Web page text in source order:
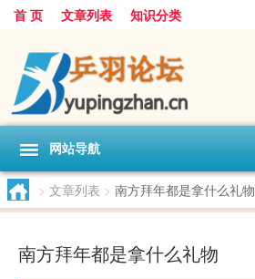
首 页 文章列表 知识分类
网站导航
> 文章列表 > 南方拜年都是拿什么礼物
南方拜年都是拿什么礼物